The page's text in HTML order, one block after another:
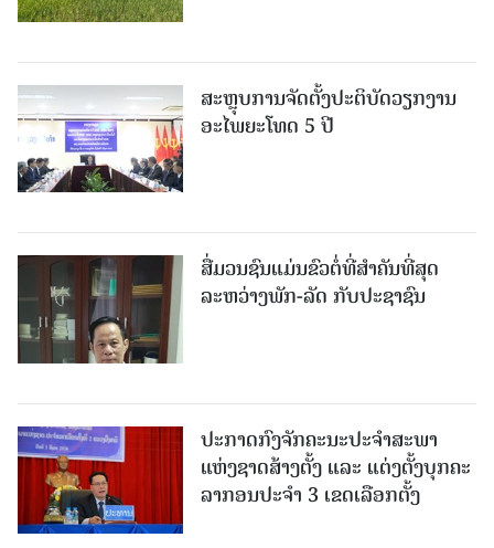
ສະຫຼຸບການຈັດຕັ້ງປະຕິບັດວຽກງານ
ອະໄພຍະໂທດ 5 ປີ
ສື່ມວນຊົນແມ່ນຂົວຕໍ່ທີ່ສໍາຄັນທີ່ສຸດ
ລະຫວ່າງພັກ-ລັດ ກັບປະຊາຊົນ
ປະກາດກົງຈັກຄະນະປະຈໍາສະພາ
ແຫ່ງຊາດສ້າງຕັ້ງ ແລະ ແຕ່ງຕັ້ງບຸກຄະ
ລາກອນປະຈໍາ 3 ເຂດເລືອກຕັ້ງ